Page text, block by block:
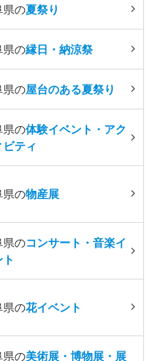
県の夏祭り
県の縁日・納涼祭
県の屋台のある夏祭り
県の体験イベント・アク
ビティ
県の物産展
県のコンサート・音楽イ
県の花イベント
県の美術展・博物展・展